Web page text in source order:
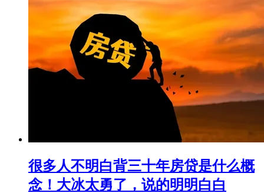
很多人不明白背三十年房贷是什么概
念！大冰太勇了，说的明明白白